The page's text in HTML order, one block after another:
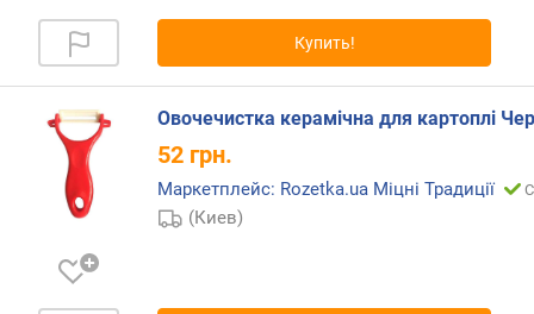
Купить!
Овочечистка керамічна для картоплі
52 грн.
Маркетплейс: Rozetka.ua Міцні Традиції
(Киев)